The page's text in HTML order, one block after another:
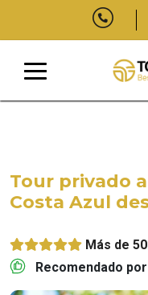
Tour privado
Costa Azul
Más de
Recomendado